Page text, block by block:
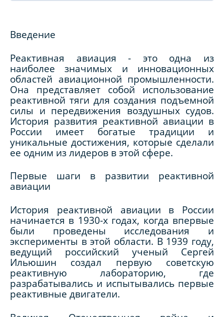
Введение
Реактивная авиация - это одна из
наиболее значимых и инновационных
областей авиационной промышленности.
Она представляет собой использование
реактивной тяги для создания подъемной
силы и передвижения воздушных судов.
История развития реактивной авиации в
России имеет богатые традиции и
уникальные достижения, которые сделали
ее одним из лидеров в этой сфере.
Первые шаги в развитии реактивной
авиации
История реактивной авиации в России
начинается в 1930-х годах, когда впервые
были проведены исследования и
эксперименты в этой области. В 1939 году,
ведущий российский ученый Сергей
Ильюшин создал первую советскую
реактивную лабораторию, где
разрабатывались и испытывались первые
реактивные двигатели.